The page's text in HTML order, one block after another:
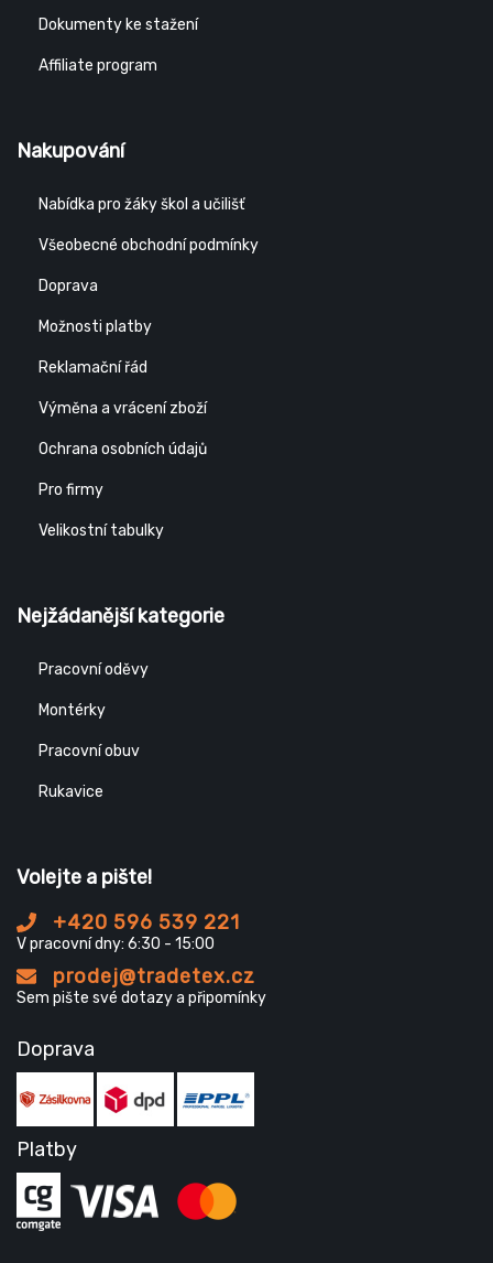
Dokumenty ke stažení
Affiliate program
Nakupování
Nabídka pro žáky škol a učilišť
Všeobecné obchodní podmínky
Doprava
Možnosti platby
Reklamační řád
Výměna a vrácení zboží
Ochrana osobních údajů
Pro firmy
Velikostní tabulky
Nejžádanější kategorie
Pracovní oděvy
Montérky
Pracovní obuv
Rukavice
Volejte a pište!
+420 596 539 221
V pracovní dny: 6:30 - 15:00
prodej@tradetex.cz
Sem pište své dotazy a připomínky
Doprava
Platby